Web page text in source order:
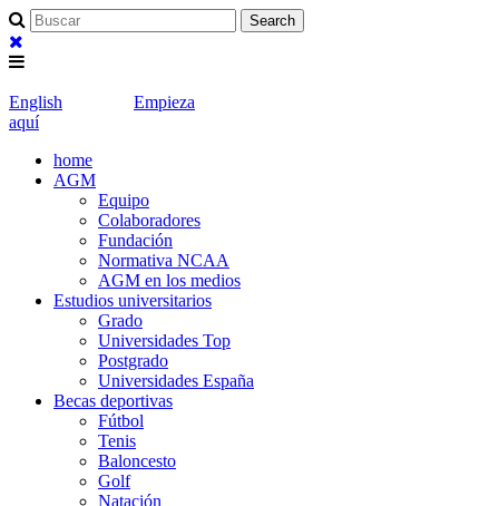
English
Empieza
aquí
home
AGM
Equipo
Colaboradores
Fundación
Normativa NCAA
AGM en los medios
Estudios universitarios
Grado
Universidades Top
Postgrado
Universidades España
Becas deportivas
Fútbol
Tenis
Baloncesto
Golf
Natación